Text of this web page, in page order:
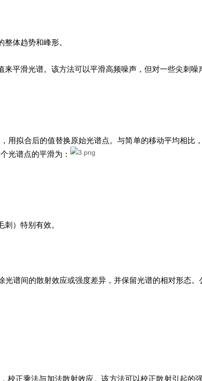
体趋势和峰形。
平滑光谱。该方法可以平滑高频噪声，但对一些尖刺噪
用拟合后的值替换原始光谱点。与简单的移动平均相比
个光谱点的平滑为：
）特别有效。
谱间的散射效应或强度差异，并保留光谱的相对形态。
正乘法与加法散射效应。该方法可以校正散射引起的